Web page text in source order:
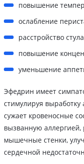
повышение
ослабление
расстройство
повышение
уменьшение
Эфедрин имеет
стимулируя
сужает кровеносные
вызванную аллергией,
мышечные стенки,
сердечной